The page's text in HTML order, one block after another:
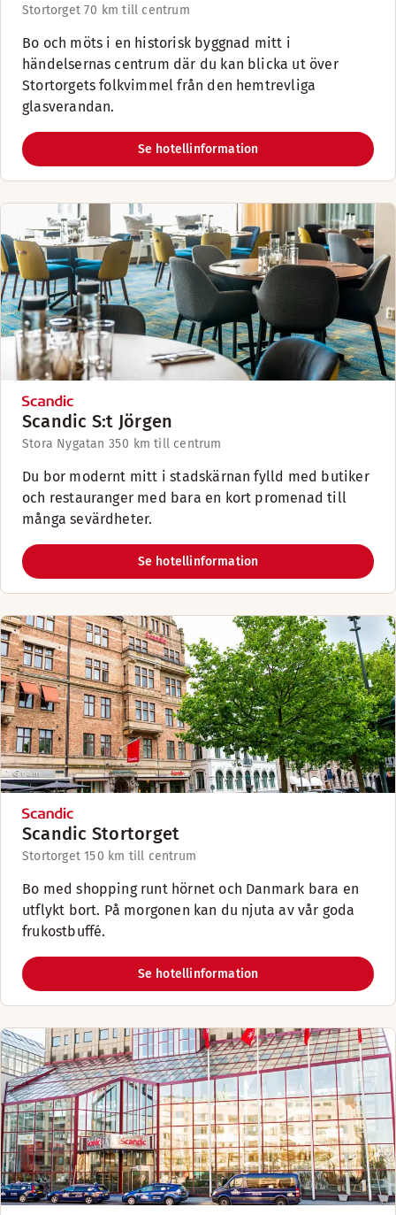
Stortorget 70 km till centrum
Bo och möts i en historisk byggnad mitt i
händelsernas centrum där du kan blicka ut över
Stortorgets folkvimmel från den hemtrevliga
glasverandan.
Se hotellinformation
Scandic S:t Jörgen
Stora Nygatan 350 km till centrum
Du bor modernt mitt i stadskärnan fylld med butiker
och restauranger med bara en kort promenad till
många sevärdheter.
Se hotellinformation
Scandic Stortorget
Stortorget 150 km till centrum
Bo med shopping runt hörnet och Danmark bara en
utflykt bort. På morgonen kan du njuta av vår goda
frukostbuffé.
Se hotellinformation